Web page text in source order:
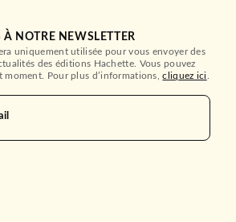
À NOTRE NEWSLETTER
uniquement utilisée pour vous envoyer des
des éditions Hachette. Vous pouvez
moment. Pour plus d’informations,cliquez ici